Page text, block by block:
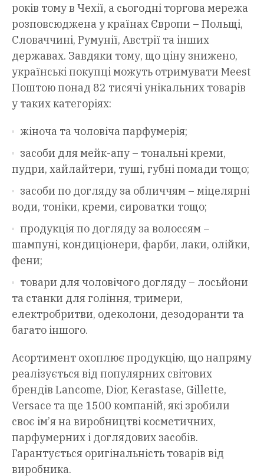
років тому в Чехії, а сьогодні торгова мережа
розповсюджена у країнах Європи – Польщі,
Словаччині, Румунії, Австрії та інших
державах. Завдяки тому, що ціну знижено,
українські покупці можуть отримувати Meest
Поштою понад 82 тисячі унікальних товарів
у таких категоріях:
жіноча та чоловіча парфумерія;
засоби для мейк-апу – тональні креми,
пудри, хайлайтери, туші, губні помади тощо;
засоби по догляду за обличчям – міцелярні
води, тоніки, креми, сироватки тощо;
продукція по догляду за волоссям –
шампуні, кондиціонери, фарби, лаки, олійки,
фени;
товари для чоловічого догляду – лосьйони
та станки для гоління, тримери,
електробритви, одеколони, дезодоранти та
багато іншого.
Асортимент охоплює продукцію, що напряму
реалізується від популярних світових
брендів Lancome, Dior, Kerastase, Gillette,
Versace та ще 1500 компаній, які зробили
своє ім’я на виробництві косметичних,
парфумерних і доглядових засобів.
Гарантується оригінальність товарів від
виробника.